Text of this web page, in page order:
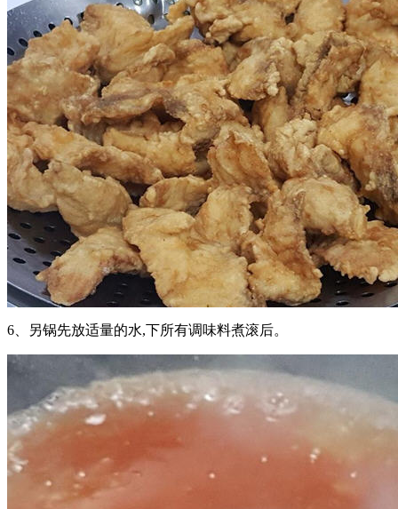
6、另锅先放适量的水,下所有调味料煮滚后。